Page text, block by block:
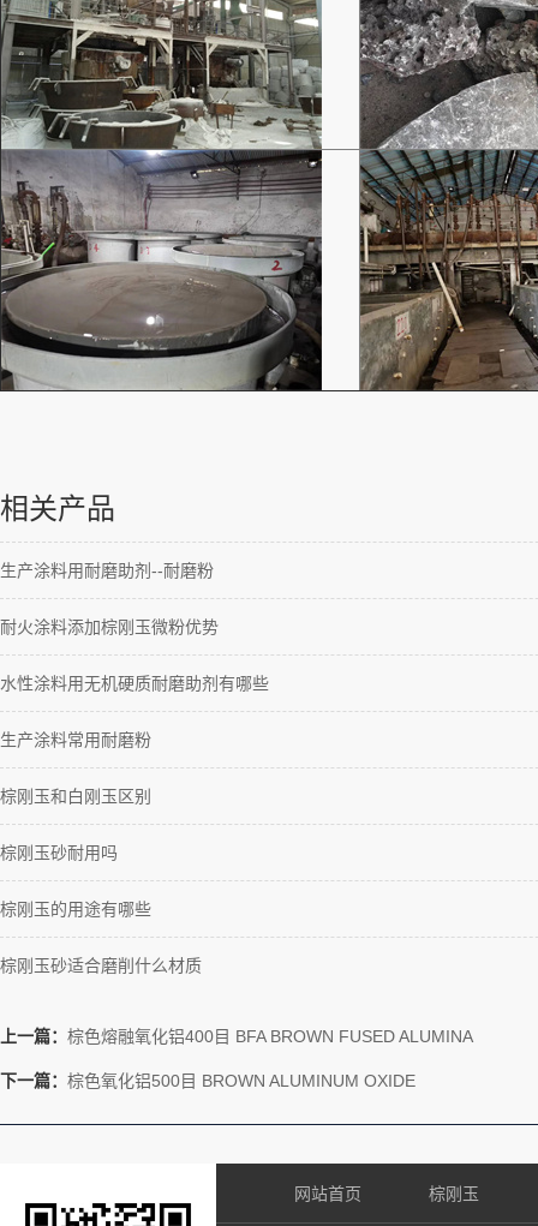
相关产品
生产涂料用耐磨助剂--耐磨粉
耐火涂料添加棕刚玉微粉优势
水性涂料用无机硬质耐磨助剂有哪些
生产涂料常用耐磨粉
棕刚玉和白刚玉区别
棕刚玉砂耐用吗
棕刚玉的用途有哪些
棕刚玉砂适合磨削什么材质
上一篇： 棕色熔融氧化铝400目 BFA BROWN FUSED ALUMINA
下一篇： 棕色氧化铝500目 BROWN ALUMINUM OXIDE
网站首页 棕刚玉